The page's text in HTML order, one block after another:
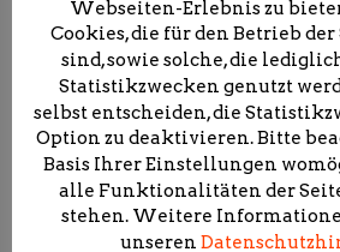
Webseiten-Erlebnis zu
Cookies, die für den Betrieb
sind, sowie solche, die
Statistikzwecken genutzt
selbst entscheiden, die
Option zu deaktivieren. Bitte
Basis Ihrer Einstellungen
alle Funktionalitäten der
stehen. Weitere
unseren